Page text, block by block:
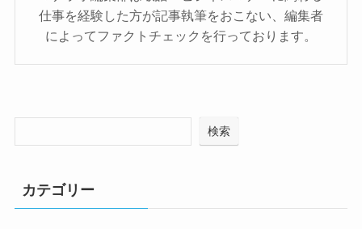
仕事を経験した方が記事執筆をおこない、編集者
によってファクトチェックを行っております。
検索
カテゴリー